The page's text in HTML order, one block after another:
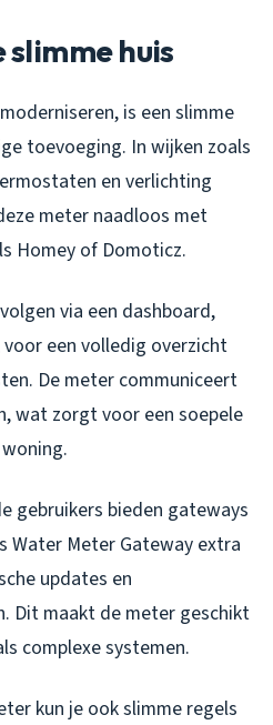
huis
is een slimme
toevoeging. In wijken zoals
en verlichting
meter naadloos met
Homey of Domoticz.
via een dashboard,
een volledig overzicht
De meter communiceert
wat zorgt voor een soepele
gebruikers bieden gateways
Water Meter Gateway extra
updates en
Dit maakt de meter geschikt
complexe systemen.
kun je ook slimme regels